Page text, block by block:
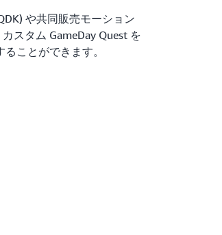
ォーマ
の寄付
に対応
関連す
や共同販売モーション
スタム GameDay Quest を
ことができます。